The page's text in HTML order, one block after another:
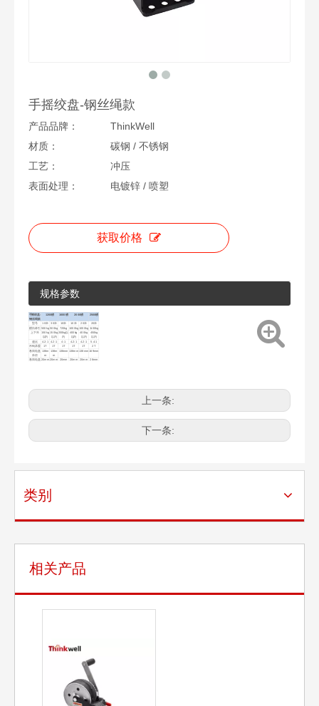
手摇绞盘-钢丝绳款
产品品牌：
ThinkWell
材质：
碳钢 / 不锈钢
工艺：
冲压
表面处理：
电镀锌 / 喷塑
获取价格
规格参数
手摇绞盘-
钢丝绳款
1200磅 1600磅 2000磅 2500磅
型号 10米 30米 10米 10米 20米
20米
横向牵引
500kg 500kg 720kg 1000kg 1000kg 1100kg
上下吊
150kg
以内
150kg
以内
200kg以
内
400kg
以内
400kg
以内
450kg
以内
速比
4.2:1 4.2:1 4:1 4.2:1 4.2:1
5.4:1
吊钩承重
1T 1T 1T 1T 1T
2T
卷筒轮盘
外径
138m
m
138m
m
138mm 138mm 138mm 169mm
卷筒轮盘
20mm 20mm 20mm 20mm 20mm 28mm
上一条:
下一条:
类别
相关产品